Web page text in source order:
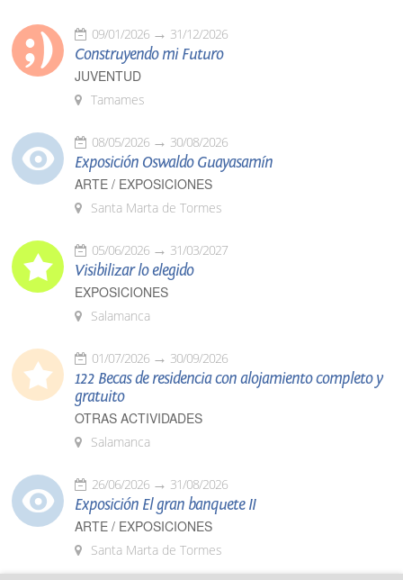
09/01/2026 31/12/2026
Construyendo mi Futuro
JUVENTUD
Tamames
08/05/2026 30/08/2026
Exposición Oswaldo Guayasamín
ARTE / EXPOSICIONES
Santa Marta de Tormes
05/06/2026 31/03/2027
Visibilizar lo elegido
EXPOSICIONES
Salamanca
01/07/2026 30/09/2026
122 Becas de residencia con alojamiento completo y
gratuito
OTRAS ACTIVIDADES
Salamanca
26/06/2026 31/08/2026
Exposición El gran banquete II
ARTE / EXPOSICIONES
Santa Marta de Tormes